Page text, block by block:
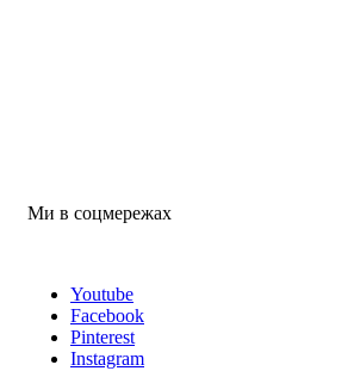
Ми в соцмережах
Youtube
Facebook
Pinterest
Instagram